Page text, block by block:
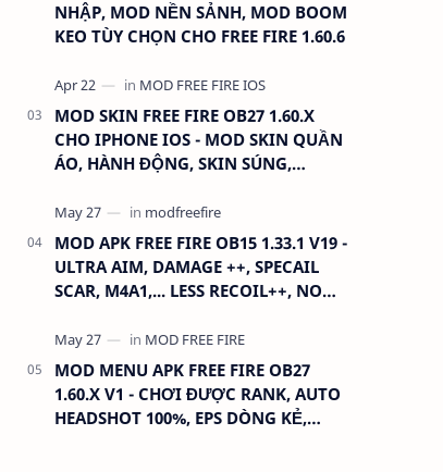
NHẬP, MOD NỀN SẢNH, MOD BOOM
KEO TÙY CHỌN CHO FREE FIRE 1.60.6
MOD SKIN FREE FIRE OB27 1.60.X
CHO IPHONE IOS - MOD SKIN QUẦN
ÁO, HÀNH ĐỘNG, SKIN SÚNG,
MOD APK FREE FIRE OB15 1.33.1 V19 -
ULTRA AIM, DAMAGE ++, SPECAIL
SCAR, M4A1,... LESS RECOIL++, NO
MOD MENU APK FREE FIRE OB27
1.60.X V1 - CHƠI ĐƯỢC RANK, AUTO
HEADSHOT 100%, EPS DÒNG KẺ,